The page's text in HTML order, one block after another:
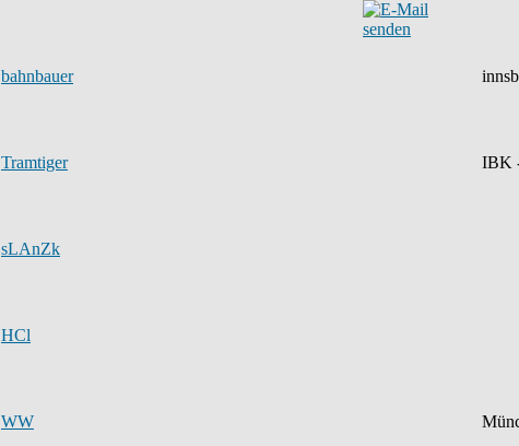
bahnbauer
Tramtiger IBK
sLAnZk
HCl
WW